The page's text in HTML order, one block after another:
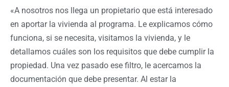
«A nosotros nos llega un propietario que está interesado
en aportar la vivienda al programa. Le explicamos cómo
funciona, si se necesita, visitamos la vivienda, y le
detallamos cuáles son los requisitos que debe cumplir la
propiedad. Una vez pasado ese filtro, le acercamos la
documentación que debe presentar. Al estar la